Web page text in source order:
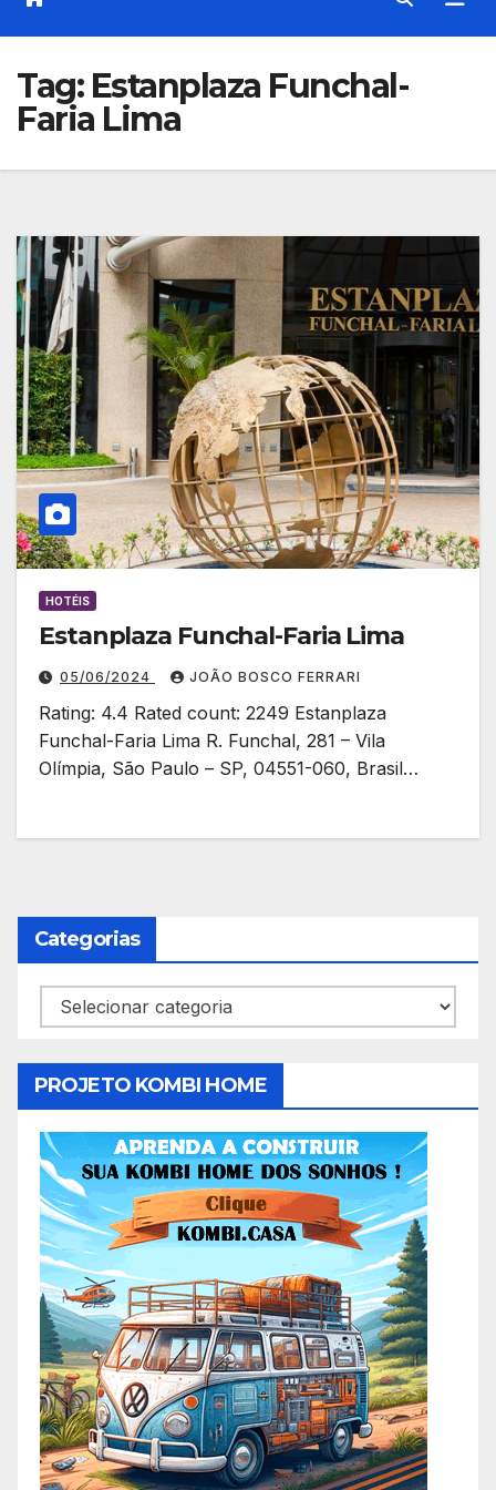
Tag: Estanplaza Funchal-
Faria Lima
HOTÉIS
Estanplaza Funchal-Faria Lima
05/06/2024 JOÃO BOSCO FERRARI
Rating: 4.4 Rated count: 2249 Estanplaza
Funchal-Faria Lima R. Funchal, 281 – Vila
Olímpia, São Paulo – SP, 04551-060, Brasil…
Categorias
Categorias
PROJETO KOMBI HOME